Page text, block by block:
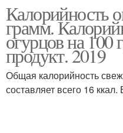
Калорийность
грамм.
огурцов на 100
продукт. 2019
Общая калорийность
составляет всего 16